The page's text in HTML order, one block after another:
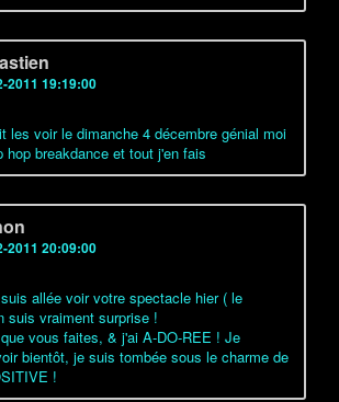
2011 19:19:00
les voir le dimanche 4 décembre génial moi
hop breakdance et tout j'en fais
2011 20:09:00
allée voir votre spectacle hier ( le
suis vraiment surprise !
vous faites, & j'ai A-DO-REE ! Je
bientôt, je suis tombée sous le charme de
!